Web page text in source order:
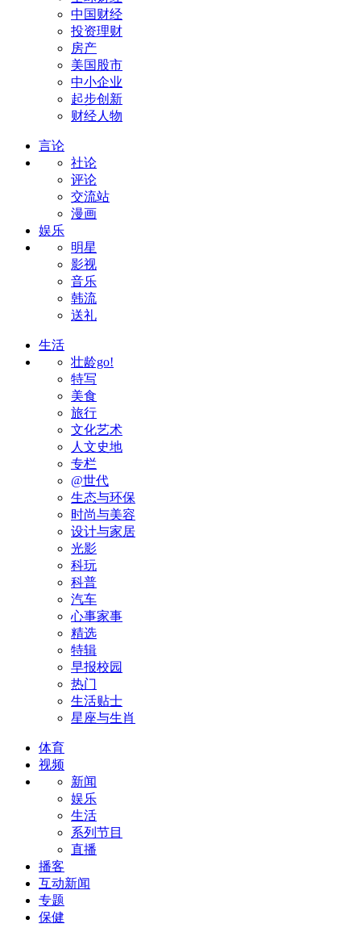
中国财经
投资理财
房产
美国股市
中小企业
起步创新
财经人物
言论
社论
评论
交流站
漫画
娱乐
明星
影视
音乐
韩流
送礼
生活
壮龄go!
特写
美食
旅行
文化艺术
人文史地
专栏
@世代
生态与环保
时尚与美容
设计与家居
光影
科玩
科普
汽车
心事家事
精选
特辑
早报校园
热门
生活贴士
星座与生肖
体育
视频
新闻
娱乐
生活
系列节目
直播
播客
互动新闻
专题
保健